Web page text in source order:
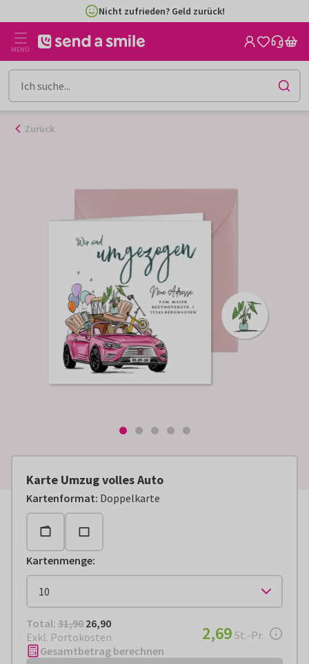
Inhalt
gehen
Nicht zufrieden? Geld zurück!
MENÜ
Zurück
Karte Umzug volles Auto
Kartenformat: Doppelkarte
Kartenmenge:
Total: € 26,90
Total: 31,90 26,90
Exkl. Portokosten
€ 2,69pro Stück
2,69 St.-Pr.
Gesamtbetrag berechnen